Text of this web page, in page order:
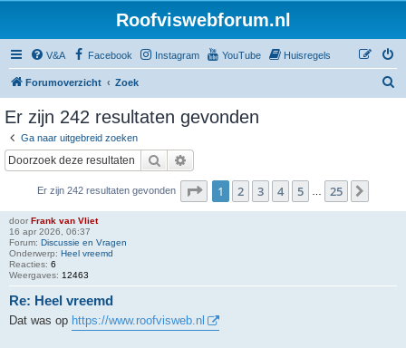
Roofviswebforum.nl
V&A Facebook Instagram YouTube Huisregels
Forumoverzicht Zoek
Er zijn 242 resultaten gevonden
Ga naar uitgebreid zoeken
Zoek
Er zijn 242 resultaten gevonden Pagina van 25
1 2 3 4 5 25
door Frank van Vliet
16 apr 2026, 06:37
Forum: Discussie en Vragen
Onderwerp: Heel vreemd
Reacties: 6
Weergaves: 12463
Re: Heel vreemd
Dat was op https://www.roofvisweb.nl